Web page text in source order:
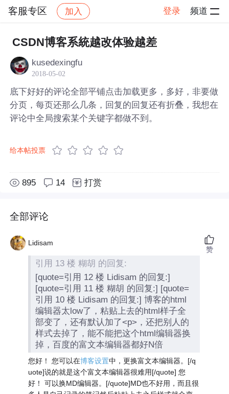
客服专区 加入 登录 频道
社区 客服专区 帖子详情
CSDN博客系統越改体验越差
kusedexingfu
2018-05-02
底下好好的评论全部平铺点击加载更多，多好，非要做
分页，每页还那么几条，回复的回复还有折叠，我想在
评论中全局搜索某个关键字都做不到。
给本帖投票
895 14 打赏
全部评论
Lidisam
引用 13 楼 糊胡 的回复:
[quote=引用 12 楼 Lidisam 的回复:]
[quote=引用 11 楼 糊胡 的回复:] [quote=
引用 10 楼 Lidisam 的回复:] 博客的html
编辑器太low了，粘贴上去的html样子全
部变了，还有默认加了<p>，还把别人的
样式去掉了，能不能把这个html编辑器换
掉，百度的富文本编辑器都好N倍
您好！ 您可以在博客设置中，更换富文本编辑器。[/q
uote]说的就是这个富文本编辑器很难用[/quote] 您
好！ 可以换MD编辑器。[/quote]MD也不好用，而且很
赞